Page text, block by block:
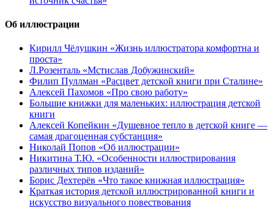
Об иллюстрации
Кирилл Чёлушкин «Жизнь иллюстратора комфортна и
проста»
Л.Розенталь «Мстислав Добужинский»
Филип Пуллман «Расцвет детской книги при Сталине»
Алексей Пахомов «Про свою работу»
Большие книжки для маленьких: иллюстрация детской
книги
Алексей Копейкин «Душевное тепло в детской книге —
самая драгоценная субстанция»
Николай Попов «Об иллюстрации»
Никитина Т.Ю. «Особенности иллюстрирования
различных типов изданий»
Борис Дехтерёв «Что такое книжная иллюстрация»
Краткая история детской иллюстрированной книги и
искусство визуального повествования